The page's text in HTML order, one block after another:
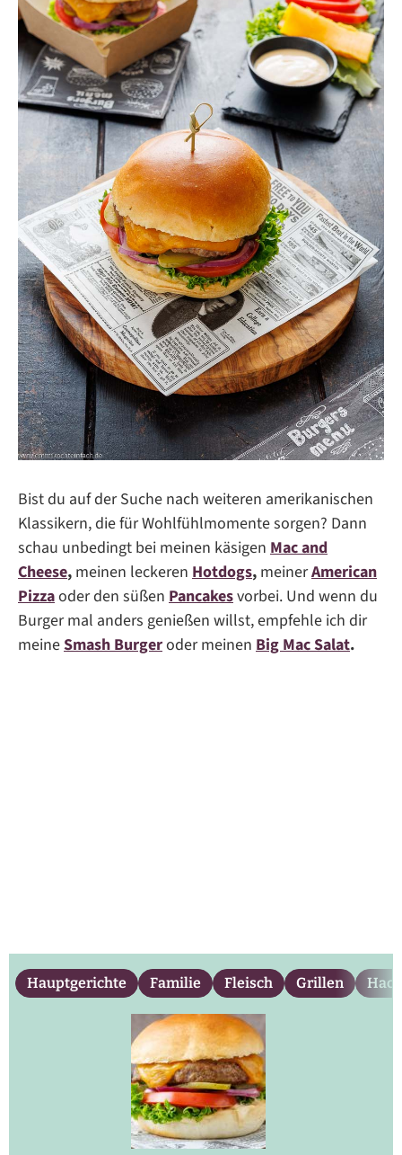
Bist du auf der Suche nach weiteren amerikanischen
Klassikern, die für Wohlfühlmomente sorgen? Dann
schau unbedingt bei meinen käsigen Mac and
Cheese, meinen leckeren Hotdogs, meinerAmerican
Pizzaoder den süßen Pancakesvorbei. Und wenn du
Burger mal anders genießen willst, empfehle ich dir
meineSmash Burgeroder meinen Big Mac Salat.
Hauptgerichte Familie Fleisch Grillen